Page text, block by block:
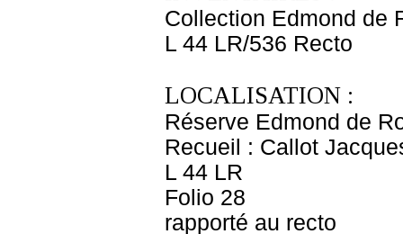
Collection Edmond de
L 44 LR/536 Recto
LOCALISATION :
Réserve Edmond de
Recueil : Callot
L 44 LR
Folio 28
rapporté au recto